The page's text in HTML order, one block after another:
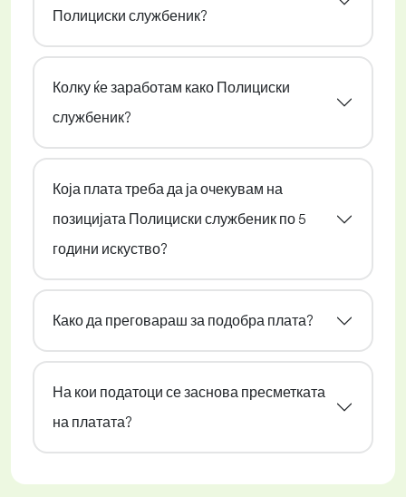
Полициски службеник?
Колку ќе заработам како Полициски
службеник?
Која плата треба да ја очекувам на
позицијата Полициски службеник по 5
години искуство?
Како да преговараш за подобра плата?
На кои податоци се заснова пресметката
на платата?